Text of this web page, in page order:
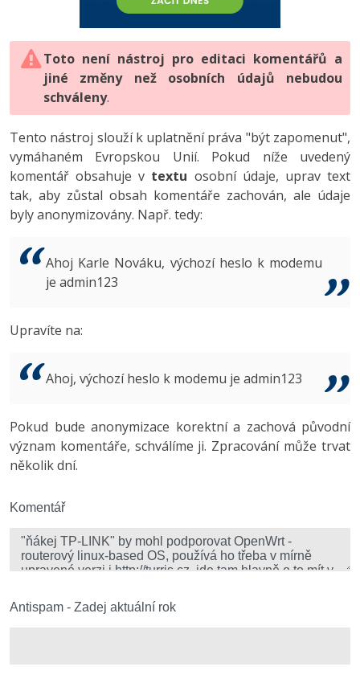
HTML5, CSS3, Bootstrap, SEO
SQL a databáze
Testování a verzování
UML a návrhové vzory
React
Spring
ASP.NET MVC
Best practices
PHP
JavaScript
Python
HTML / CSS
UML a návrhové vzory
MySQL/MariaDB
MS-SQL
Vývojář mobilních aplikací
C# Game developer
Tester
Systémový administrátor
3D grafik
Copywriter
WordPress specialista
-80%
JavaScript -80%
PHP -80%
Swift -80%
Kotlin -80%
VB.NET
Algoritmy -41%
Umělá inteligence (AI) -10%
Fórum
Digitální gramotnost
Marketing
WordPress
SEO
UX
Business
Copywriting
Windows
Kybernetická bezpečnost
-80%
Adobe Illustrator -80%
Adobe Lightroom
Adobe XD
Adobe InDesign -25%
Adobe After Effects
Inkscape
Fórum
Toto není nástroj pro editaci komentářů a
jiné změny než osobních údajů nebudou
schváleny.
Tento nástroj slouží k uplatnění práva "být zapomenut",
vymáhaném Evropskou Unií. Pokud níže uvedený
komentář obsahuje v textu osobní údaje, uprav text
tak, aby zůstal obsah komentáře zachován, ale údaje
byly anonymizovány. Např. tedy:
Ahoj Karle Nováku, výchozí heslo k modemu
je admin123
Upravíte na:
Ahoj, výchozí heslo k modemu je admin123
Pokud bude anonymizace korektní a zachová původní
význam komentáře, schválíme ji. Zpracování může trvat
několik dní.
Komentář
Antispam - Zadej aktuální rok